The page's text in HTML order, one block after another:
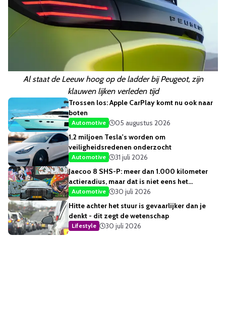
Al staat de Leeuw hoog op de ladder bij Peugeot, zijn
klauwen lijken verleden tijd
Trossen los: Apple CarPlay komt nu ook naar
boten
Automotive
05 augustus 2026
1,2 miljoen Tesla's worden om
veiligheidsredenen onderzocht
Automotive
31 juli 2026
Jaecoo 8 SHS-P: meer dan 1.000 kilometer
actieradius, maar dat is niet eens het
opvallendste
Automotive
30 juli 2026
Hitte achter het stuur is gevaarlijker dan je
denkt - dit zegt de wetenschap
Lifestyle 30 juli 2026